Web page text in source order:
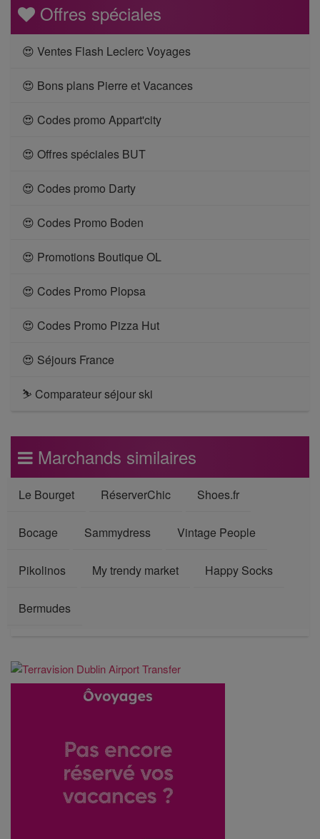
Offres spéciales
😍 Ventes Flash Leclerc Voyages
😍 Bons plans Pierre et Vacances
😍 Codes promo Appart'city
😍 Offres spéciales BUT
😍 Codes promo Darty
😍 Codes Promo Boden
😍 Promotions Boutique OL
😍 Codes Promo Plopsa
😍 Codes Promo Pizza Hut
😍 Séjours France
⛷ Comparateur séjour ski
Marchands similaires
Le Bourget RéserverChic Shoes.fr
Bocage Sammydress Vintage People
Pikolinos My trendy market Happy Socks
Bermudes